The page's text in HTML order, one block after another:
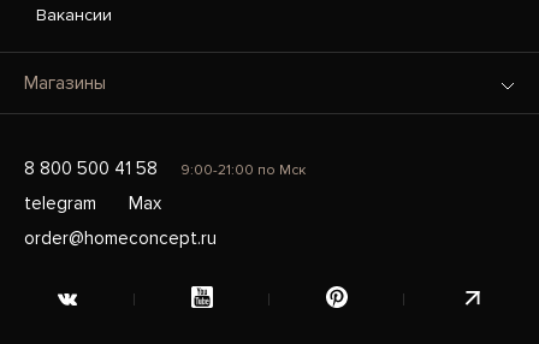
Вакансии
Магазины
8 800 500 41 58 9:00-21:00 по Мск
telegram
Max
order@homeconcept.ru